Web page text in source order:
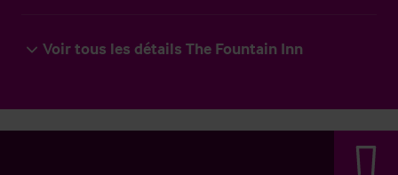
Voir tous les détails The Fountain Inn